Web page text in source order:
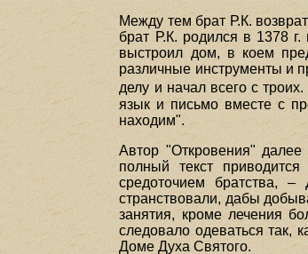
Между тем брат Р.К.
брат Р.К. родился в 1378
выстроил дом, в коем
различные инструменты и
делу и начал всего с
язык и письмо вместе с
находим".
Автор "Откровения"
полный текст
средоточием братства,
странствовали, дабы
занятия, кроме лечения
следовало одеваться так,
Доме Духа Святого.